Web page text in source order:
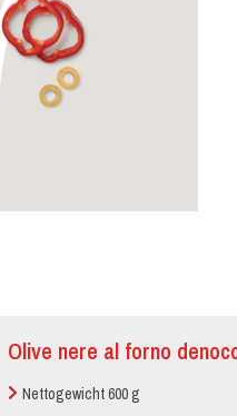
Olive nere al forno
Nettogewicht 600 g